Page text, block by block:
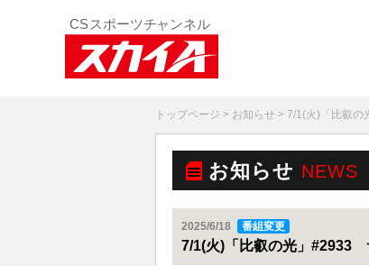
トップページ > お知らせ > 7/1(火)「比叡
お知らせ NEWS
2025/6/18 番組変更
7/1(火)「比叡の光」#2933